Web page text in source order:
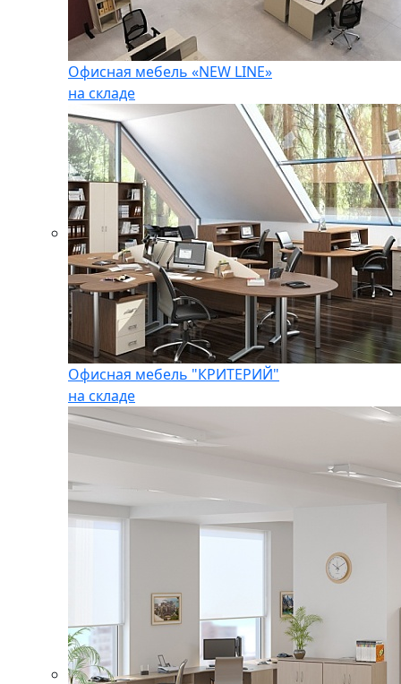
Офисная мебель «NEW LINE»
на складе
Офисная мебель "КРИТЕРИЙ"
на складе